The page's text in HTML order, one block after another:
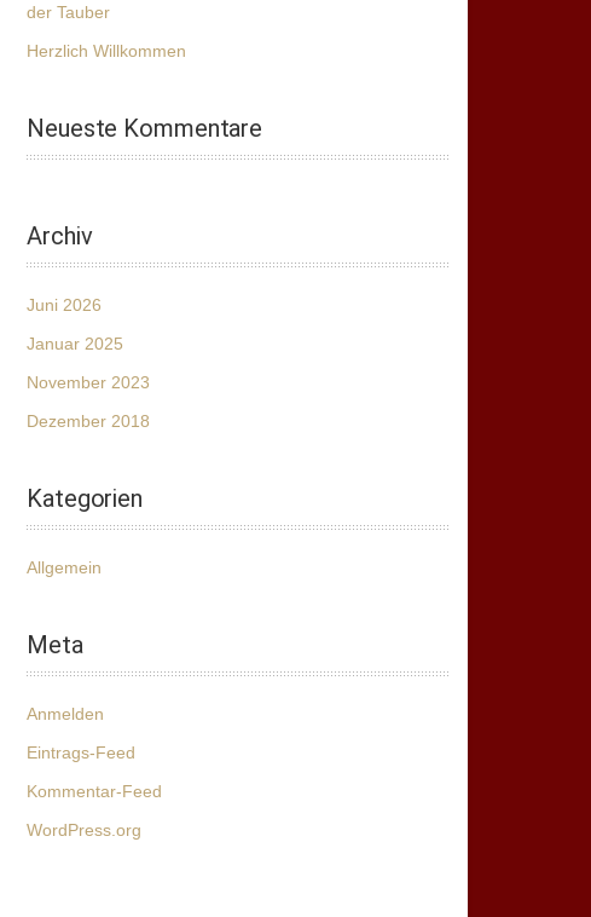
der Tauber
Herzlich Willkommen
Neueste Kommentare
Archiv
Juni 2026
Januar 2025
November 2023
Dezember 2018
Kategorien
Allgemein
Meta
Anmelden
Eintrags-Feed
Kommentar-Feed
WordPress.org